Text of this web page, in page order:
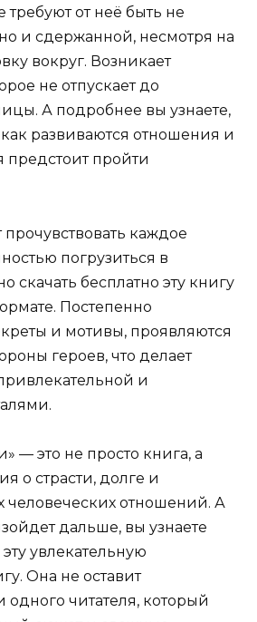
требуют от неё быть не
и сдержанной, несмотря на
вокруг. Возникает
не отпускает до
А подробнее вы узнаете,
развиваются отношения и
предстоит пройти
прочувствовать каждое
погрузиться в
скачать бесплатно эту книгу
Постепенно
и мотивы, проявляются
героев, что делает
и
— это не просто книга, а
о страсти, долге и
человеческих отношений. А
дальше, вы узнаете
увлекательную
Она не оставит
читателя, который